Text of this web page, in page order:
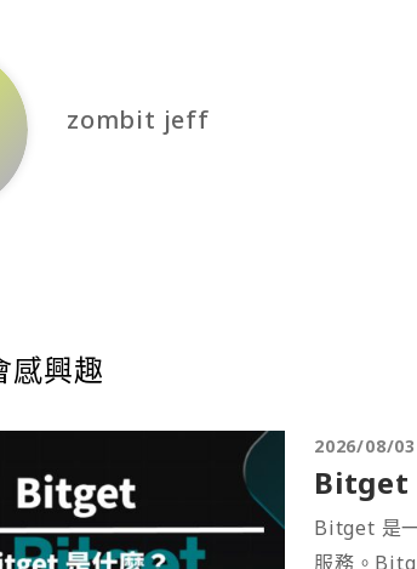
zombit jeff
感興趣
2026/08/03
Bitget
Bitget 是
服務。